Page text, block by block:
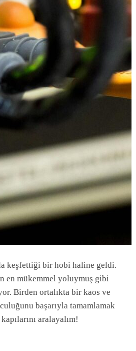
keşfettiği bir hobi haline geldi.
en mükemmel yoluymuş gibi
Birden ortalıkta bir kaos ve
başarıyla tamamlamak
aralayalım!